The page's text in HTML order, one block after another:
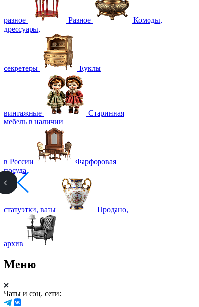
разное Разное
Комоды,
дрессуары,
секретеры Куклы
винтажные
Старинная
мебель в наличии
в России
Фарфоровая
посуда,
статуэтки, вазы Продано,
архив
Меню
Чаты и соц. сети: